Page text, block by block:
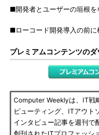
■開発者とユーザーの垣根を
■ローコード開発導入の前に
プレミアムコンテンツの
Computer Weeklyは、IT戦
ピューティング、ITアウト
インタビュー記事を週刊で